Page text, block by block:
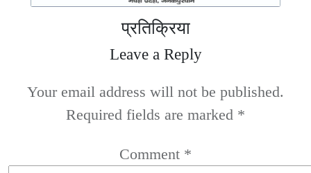
प्रतिक्रिया
Leave a Reply
Your email address will not be published.
Required fields are marked *
Comment *